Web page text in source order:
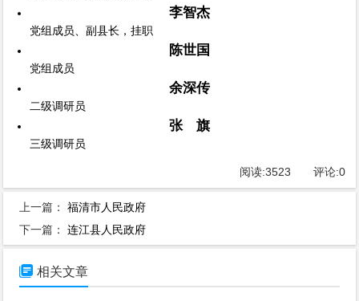
李智杰
党组成员、副县长，挂职
陈世国
党组成员
余深传
二级调研员
张 旗
三级调研员
阅读:3523 评论:0
上一篇：福清市人民政府
下一篇：连江县人民政府
 相关文章